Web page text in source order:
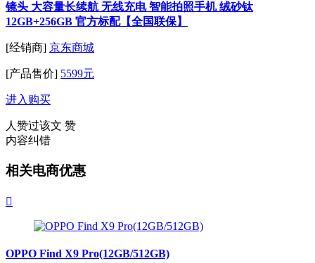
镜头 大容量长续航 无线充电 智能拍照手机 绒砂钛
12GB+256GB 官方标配【全国联保】
[经销商] 京东商城
[产品售价] 5599元
进入购买
人赞过该文 赞
内容纠错
相关电商优惠

OPPO Find X9 Pro(12GB/512GB)